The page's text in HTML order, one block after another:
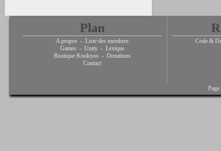
Plan
A propos - Liste des membres
Games - Unity - Lexique
Boutique Kookyoo - Donations
Contact
Code &